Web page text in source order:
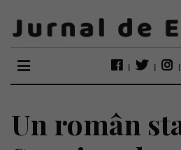
Un român